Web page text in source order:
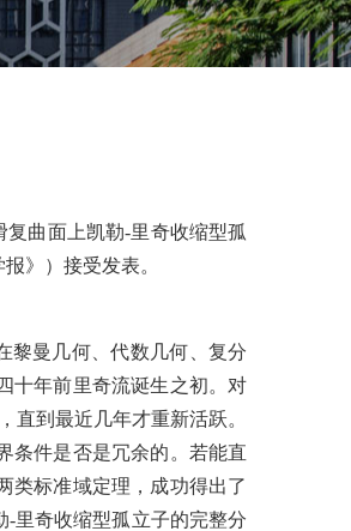
复曲面上凯勒-里奇收缩型孤
》）接受发表。
黎曼几何、代数几何、复分
十年前里奇流诞生之初。对
直到最近几年才重新活跃。
条件是否是冗余的。若能直
类标准域定理， 成功得出了
-里奇收缩型孤立子的完整分